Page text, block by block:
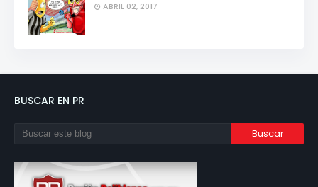
ABRIL 02, 2017
BUSCAR EN PR